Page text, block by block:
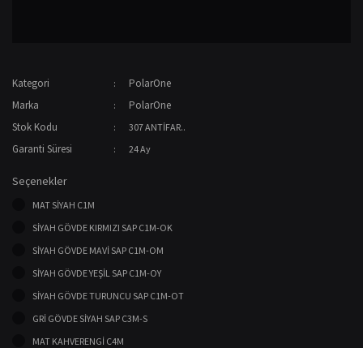
Kategori
PolarOne
Marka
PolarOne
Stok Kodu
307 ANTİFAR..
Garanti Süresi 24 Ay
Seçenekler
MAT SİYAH C1M
SİYAH GÖVDE KIRMIZI SAP C1M-OK
SİYAH GÖVDE MAVİ SAP C1M-OM
SİYAH GÖVDE YEŞİL SAP C1M-OY
SİYAH GÖVDE TURUNCU SAP C1M-OT
GRİ GÖVDE SİYAH SAP C3M-S
MAT KAHVERENGİ C4M